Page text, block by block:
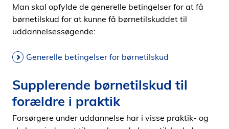
Man skal opfylde de generelle betingelser for at få
børnetilskud for at kunne få børnetilskuddet til
uddannelsessøgende:
Generelle betingelser for børnetilskud
Supplerende børnetilskud til
forældre i praktik
Forsørgere under uddannelse har i visse praktik- og